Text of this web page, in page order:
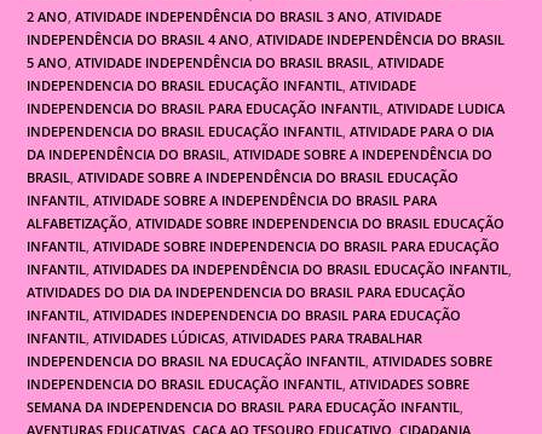
2 ANO ATIVIDADE INDEPENDÊNCIA DO BRASIL 3 ANO ATIVIDADE
INDEPENDÊNCIA DO BRASIL 4 ANO ATIVIDADE INDEPENDÊNCIA DO BRASIL
5 ANO ATIVIDADE INDEPENDÊNCIA DO BRASIL BRASIL ATIVIDADE
INDEPENDENCIA DO BRASIL EDUCAÇÃO INFANTIL ATIVIDADE
INDEPENDENCIA DO BRASIL PARA EDUCAÇÃO INFANTIL ATIVIDADE LUDICA
INDEPENDENCIA DO BRASIL EDUCAÇÃO INFANTIL ATIVIDADE PARA O DIA
DA INDEPENDÊNCIA DO BRASIL ATIVIDADE SOBRE A INDEPENDÊNCIA DO
BRASIL ATIVIDADE SOBRE A INDEPENDÊNCIA DO BRASIL EDUCAÇÃO
INFANTIL ATIVIDADE SOBRE A INDEPENDÊNCIA DO BRASIL PARA
ALFABETIZAÇÃO ATIVIDADE SOBRE INDEPENDENCIA DO BRASIL EDUCAÇÃO
INFANTIL ATIVIDADE SOBRE INDEPENDENCIA DO BRASIL PARA EDUCAÇÃO
INFANTIL ATIVIDADES DA INDEPENDÊNCIA DO BRASIL EDUCAÇÃO INFANTIL
ATIVIDADES DO DIA DA INDEPENDENCIA DO BRASIL PARA EDUCAÇÃO
INFANTIL ATIVIDADES INDEPENDENCIA DO BRASIL PARA EDUCAÇÃO
INFANTIL ATIVIDADES LÚDICAS ATIVIDADES PARA TRABALHAR
INDEPENDENCIA DO BRASIL NA EDUCAÇÃO INFANTIL ATIVIDADES SOBRE
INDEPENDENCIA DO BRASIL EDUCAÇÃO INFANTIL ATIVIDADES SOBRE
SEMANA DA INDEPENDENCIA DO BRASIL PARA EDUCAÇÃO INFANTIL
AVENTURAS EDUCATIVAS CAÇA AO TESOURO EDUCATIVO CIDADANIA